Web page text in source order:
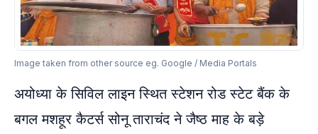
Image taken from other source eg. Google / Media Portals
अयोध्या के सिविल लाइन स्थित स्टेशन रोड स्टेट बैंक के
बगल मशहूर कैटर्स सोनू ताराचंद ने जैष्ठ माह के बड़े